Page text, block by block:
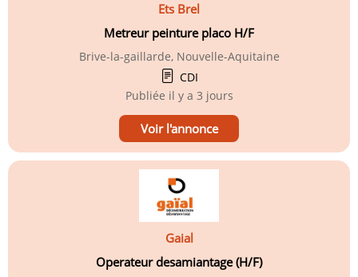
Ets Brel
Metreur peinture placo H/F
Brive-la-gaillarde, Nouvelle-Aquitaine
CDI
Publiée il y a 3 jours
Voir l'annonce
Gaial
Operateur desamiantage (H/F)